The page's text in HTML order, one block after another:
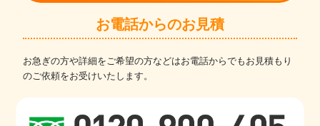
お電話からのお見積
お急ぎの方や詳細をご希望の方などはお電話からでもお見積もり
のご依頼をお受けいたします。